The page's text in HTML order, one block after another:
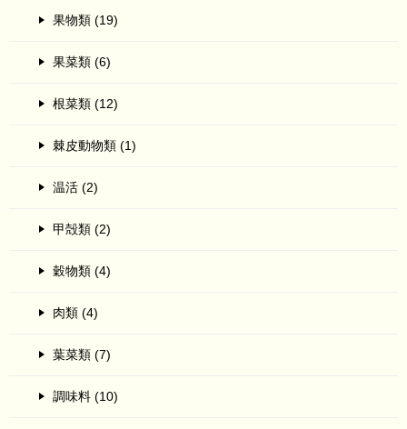
果物類 (19)
果菜類 (6)
根菜類 (12)
棘皮動物類 (1)
温活 (2)
甲殻類 (2)
穀物類 (4)
肉類 (4)
葉菜類 (7)
調味料 (10)